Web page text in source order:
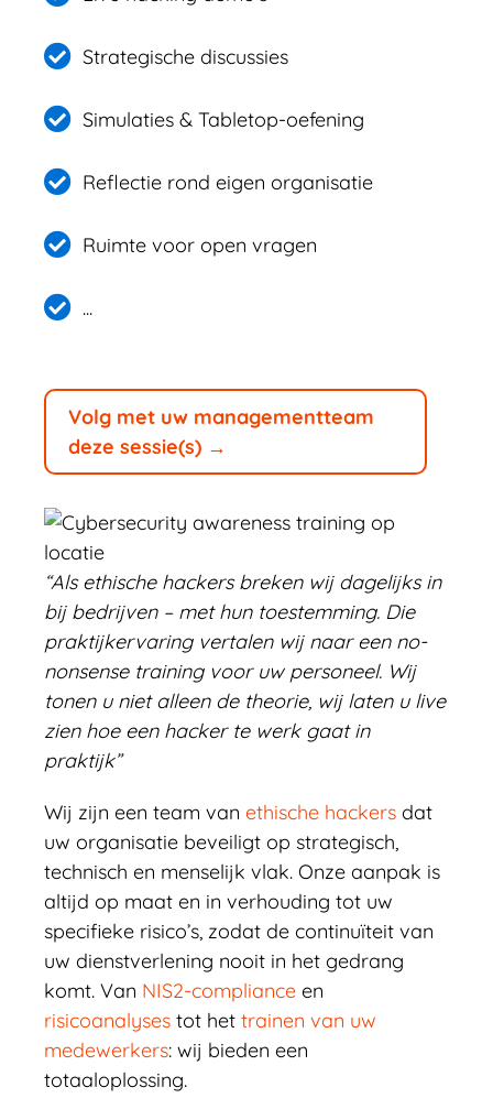
Strategische discussies
Simulaties & Tabletop-oefening
Reflectie rond eigen organisatie
Ruimte voor open vragen
...
Volg met uw managementteam
deze sessie(s) →
“Als ethische hackers breken wij dagelijks in
bij bedrijven – met hun toestemming. Die
praktijkervaring vertalen wij naar een no-
nonsense training voor uw personeel. Wij
tonen u niet alleen de theorie, wij laten u live
zien hoe een hacker te werk gaat in
praktijk”
Wij zijn een team van ethische hackers dat
uw organisatie beveiligt op strategisch,
technisch en menselijk vlak. Onze aanpak is
altijd op maat en in verhouding tot uw
specifieke risico’s, zodat de continuïteit van
uw dienstverlening nooit in het gedrang
komt. Van NIS2-compliance en
risicoanalyses tot het trainen van uw
medewerkers: wij bieden een
totaaloplossing.